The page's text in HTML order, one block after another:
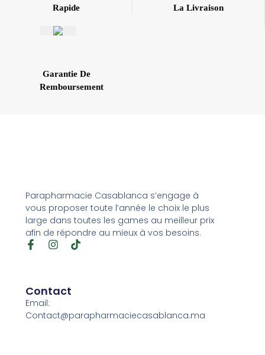
La Livraison
Rapide
Garantie De
Remboursement
Parapharmacie Casablanca s’engage à
vous proposer toute l’année le choix le plus
large dans toutes les games au meilleur prix
afin de répondre au mieux à vos besoins.
Contact
Email:
Contact@parapharmaciecasablanca.ma